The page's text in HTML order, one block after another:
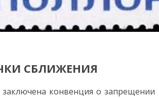
СБЛИЖЕНИЯ
заключена конвенция о запрещении